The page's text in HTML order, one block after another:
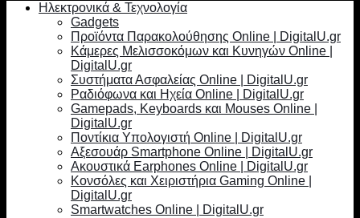
Ηλεκτρονικά & Τεχνολογία
Gadgets
Προϊόντα Παρακολούθησης Online | DigitalU.gr
Κάμερες Μελισσοκόμων και Κυνηγών Online |
DigitalU.gr
Συστήματα Ασφαλείας Online | DigitalU.gr
Ραδιόφωνα και Ηχεία Online | DigitalU.gr
Gamepads, Keyboards και Mouses Online |
DigitalU.gr
Ποντίκια Υπολογιστή Online | DigitalU.gr
Αξεσουάρ Smartphone Online | DigitalU.gr
Ακουστικά Earphones Online | DigitalU.gr
Κονσόλες και Χειριστήρια Gaming Online |
DigitalU.gr
Smartwatches Online | DigitalU.gr